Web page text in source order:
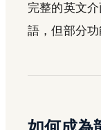
完整的英文
語，但部分功